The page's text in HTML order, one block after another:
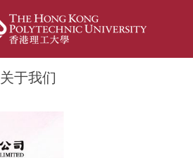
关于我们